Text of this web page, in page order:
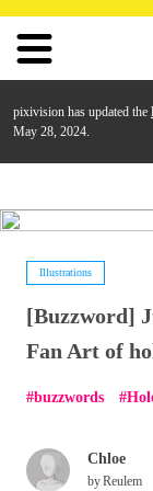
pixivision has updated the
May 28, 2024.
Illustrations
[Buzzword]
Fan Art of
buzzwords
Chloe
byReulem